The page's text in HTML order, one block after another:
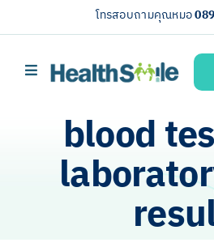
to
โทรสอบถามคุณหมอ
Toggle
บริการของเรา (Our services)
Health knowledge
blood